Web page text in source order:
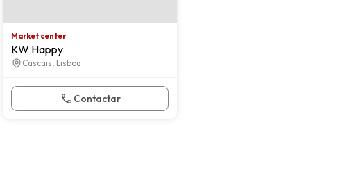
Market center
KW Happy
Cascais, Lisboa
Contactar